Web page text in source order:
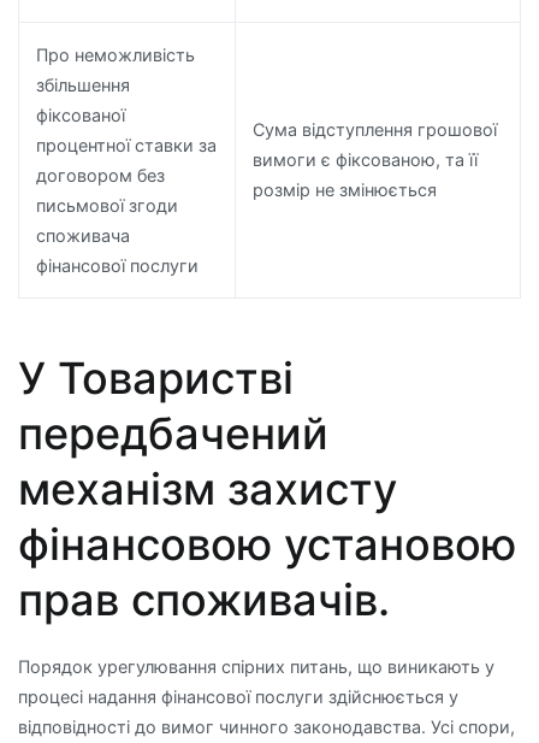
Про неможливість
збільшення
фіксованої
процентної ставки за
договором без
письмової згоди
споживача
фінансової послуги
Сума відступлення грошової
вимоги є фіксованою, та її
розмір не змінюється
У Товаристві
передбачений
механізм захисту
фінансовою установою
прав споживачів.
Порядок урегулювання спірних питань, що виникають у
процесі надання фінансової послуги здійснюється у
відповідності до вимог чинного законодавства. Усі спори,